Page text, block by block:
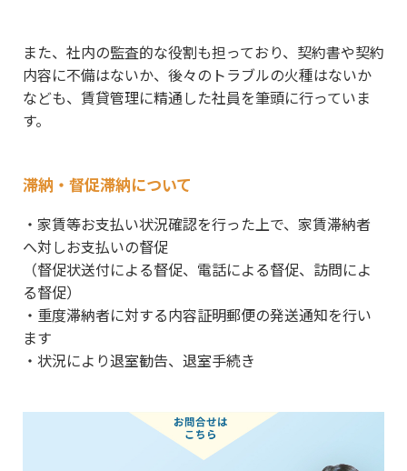
また、社内の監査的な役割も担っており、契約書や契約
内容に不備はないか、後々のトラブルの火種はないか
なども、賃貸管理に精通した社員を筆頭に行っていま
す。
滞納・督促滞納について
・家賃等お支払い状況確認を行った上で、家賃滞納者
へ対しお支払いの督促
（督促状送付による督促、電話による督促、訪問によ
る督促）
・重度滞納者に対する内容証明郵便の発送通知を行い
ます
・状況により退室勧告、退室手続き